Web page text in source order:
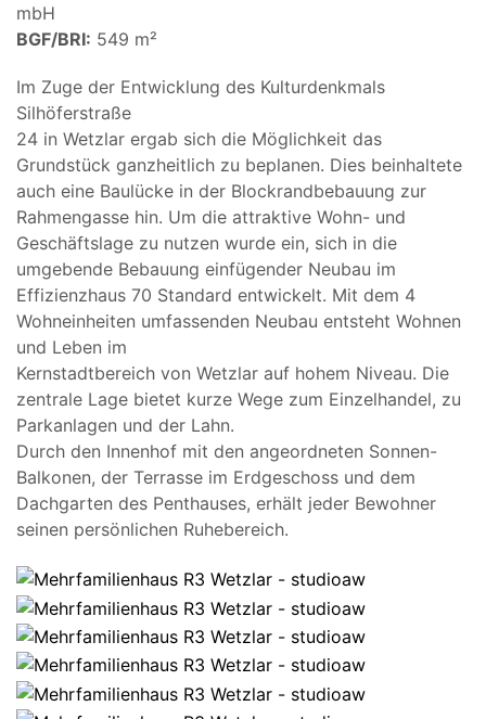
mbH
BGF/BRI: 549 m²
Im Zuge der Entwicklung des Kulturdenkmals
Silhöferstraße
24 in Wetzlar ergab sich die Möglichkeit das
Grundstück ganzheitlich zu beplanen. Dies beinhaltete
auch eine Baulücke in der Blockrandbebauung zur
Rahmengasse hin. Um die attraktive Wohn- und
Geschäftslage zu nutzen wurde ein, sich in die
umgebende Bebauung einfügender Neubau im
Effizienzhaus 70 Standard entwickelt. Mit dem 4
Wohneinheiten umfassenden Neubau entsteht Wohnen
und Leben im
Kernstadtbereich von Wetzlar auf hohem Niveau. Die
zentrale Lage bietet kurze Wege zum Einzelhandel, zu
Parkanlagen und der Lahn.
Durch den Innenhof mit den angeordneten Sonnen-
Balkonen, der Terrasse im Erdgeschoss und dem
Dachgarten des Penthauses, erhält jeder Bewohner
seinen persönlichen Ruhebereich.